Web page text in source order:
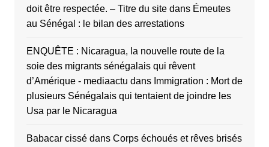
doit être respectée. – Titre du sitedans Émeutes
au Sénégal : le bilan des arrestations
ENQUÊTE : Nicaragua, la nouvelle route de la
soie des migrants sénégalais qui rêvent
d’Amérique - mediaactu dans Immigration : Mort de
plusieurs Sénégalais qui tentaient de joindre les
Usa par le Nicaragua
Babacar cissédans Corps échoués et rêves brisés